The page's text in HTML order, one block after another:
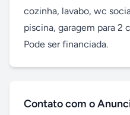
cozinha, lavabo, wc
piscina, garagem para 2
Pode ser financiada.
Contato com o